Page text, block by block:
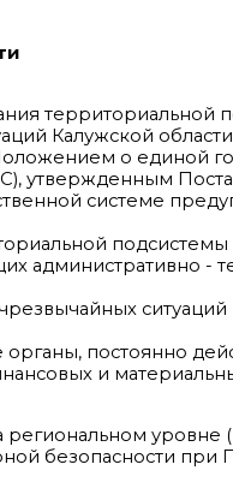
территориальной
Калужской
о единой
утвержденным
системе
подсистемы
административно -
ситуаций
постоянно
и
уровне
безопасности при